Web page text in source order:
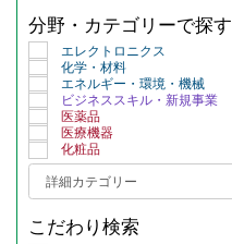
分野・カテゴリーで探す
エレクトロニクス
化学・材料
エネルギー・環境・機械
ビジネススキル・新規事業
医薬品
医療機器
化粧品
こだわり検索